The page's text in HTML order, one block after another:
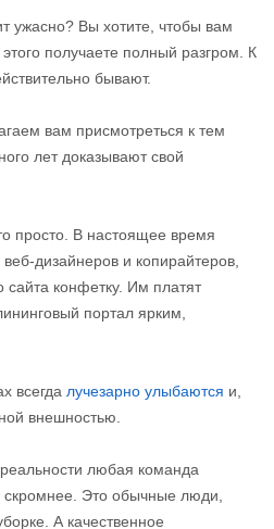
ужасно? Вы хотите, чтобы вам
получаете полный разгром. К
бывают.
вам присмотреться к тем
лет доказывают свой
просто. В настоящее время
дизайнеров и копирайтеров,
сайта конфетку. Им платят
портал ярким,
всегда лучезарно улыбаются и,
внешностью.
любая команда
скромнее. Это обычные люди,
А качественное